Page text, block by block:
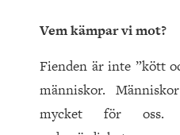
Vem kämpar vi mot?
Fienden är inte ”kött
människor.
mycket för oss.